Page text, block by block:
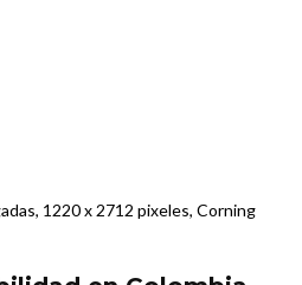
1220 x 2712 pixeles, Corning